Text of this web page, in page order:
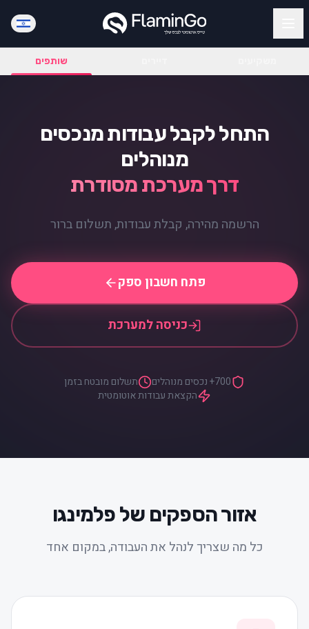
שותפים
התחל לקבל עבודות מנכסים
מנוהלים
דרך מערכת מסודרת
הרשמה מהירה, קבלת עבודות, תשלום ברור
פתח חשבון ספק
כניסה למערכת
700+ נכסים מנוהלים
תשלום מובטח בזמן
הקצאת עבודות אוטומטית
אזור הספקים של פלמינגו
כל מה שצריך לנהל את העבודה, במקום אחד